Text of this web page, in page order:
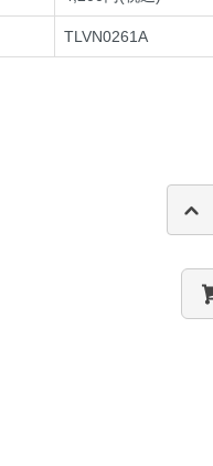
TLVN0261A